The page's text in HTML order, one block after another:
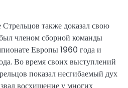
также доказал свою
членом сборной команды
Европы 1960 года и
Во время своих выступлений
показал несгибаемый дух
восхищение у многих